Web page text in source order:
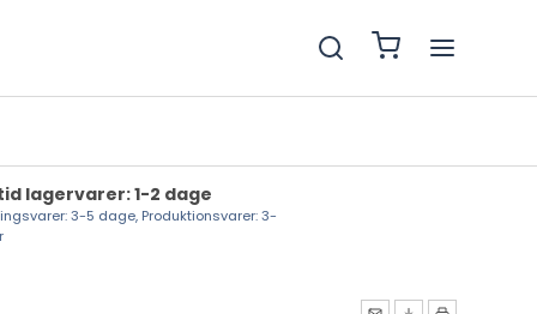
lagervarer: 1-2 dage
3-5 dage, Produktionsvarer: 3-